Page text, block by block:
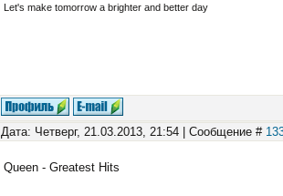
Let's make tomorrow a brighter and better day
Дата: Четверг, 21.03.2013, 21:54 | Сообщение #
Queen - Greatest Hits